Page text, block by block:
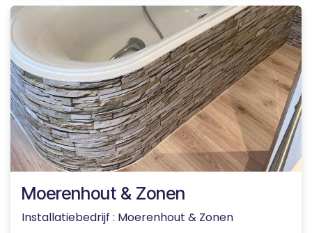
Moerenhout & Zonen
Installatiebedrijf : Moerenhout & Zonen